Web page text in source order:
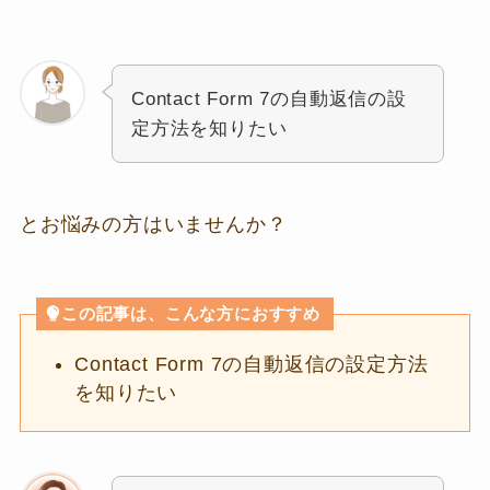
Contact Form 7の自動返信の設
定方法を知りたい
とお悩みの方はいませんか？
この記事は、こんな方におすすめ
Contact Form 7の自動返信の設定方法
を知りたい